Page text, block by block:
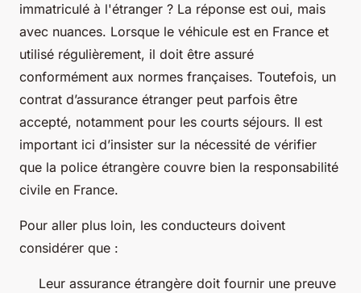
immatriculé à l'étranger ? La réponse est oui, mais
avec nuances. Lorsque le véhicule est en France et
utilisé régulièrement, il doit être assuré
conformément aux normes françaises. Toutefois, un
contrat d’assurance étranger peut parfois être
accepté, notamment pour les courts séjours. Il est
important ici d’insister sur la nécessité de vérifier
que la police étrangère couvre bien la responsabilité
civile en France.
Pour aller plus loin, les conducteurs doivent
considérer que :
Leur assurance étrangère doit fournir une preuve